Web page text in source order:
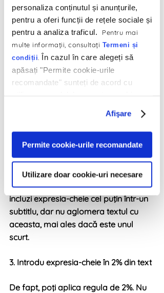
personaliza conținutul și anunțurile,
pentru a oferi funcții de rețele sociale și
pentru a analiza traficul.
Pentru mai
multe informaţii, consultaţi Termeni și
condiții. În cazul în care alegeți să
apăsați "Permite cookie-urile
recomandate" sunteți de acord cu
Afişare
Permite cookie-urile recomandate
Utilizare doar cookie-uri necesare
cheie sau cuvântul alese de tine. Iar
ca să te asiguri că expresia merită
supusă unei strategii SEO, o poţi
evalua pe Topics by SEO monitor, un
website care îţi arată volumele de
căutări pentru cuvântul tastat şi
expresiile sale similare.
2. Delimitează ideile cu subtitluri
Dacă ai găsit o expresie cu potenţial,
începe să structurezi textul cu ajutorul
unor subtitluri. Acestea pot fi
formatate cu H2 sau cu H3, în funcţie
de modul cum se succed. Încearcă să
incluzi expresia-cheie cel puţin într-un
subtitlu, dar nu aglomera textul cu
aceasta, mai ales dacă este unul
scurt.
3. Introdu expresia-cheie în 2% din text
De fapt, poţi aplica regula de 2%. Nu